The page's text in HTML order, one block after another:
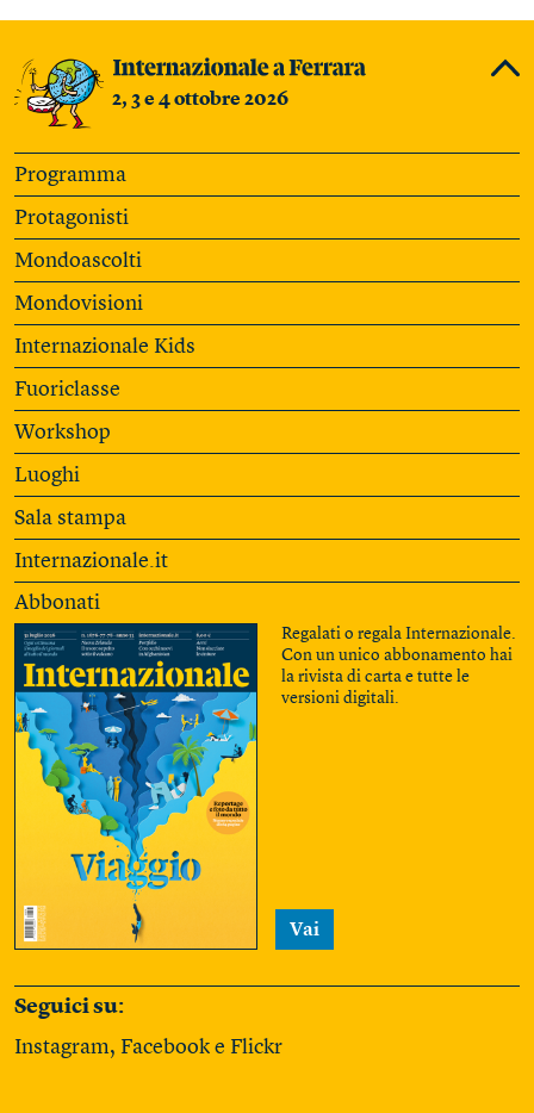
2, 3 e 4 ottobre 2026
Programma
Protagonisti
Mondoascolti
Mondovisioni
Internazionale Kids
Fuoriclasse
Workshop
Luoghi
Sala stampa
Internazionale.it
Abbonati
Regalati o regala Internazionale.
Con un unico abbonamento hai
la rivista di carta e tutte le
versioni digitali.
Vai
Seguici su:
Instagram, Facebook e Flickr